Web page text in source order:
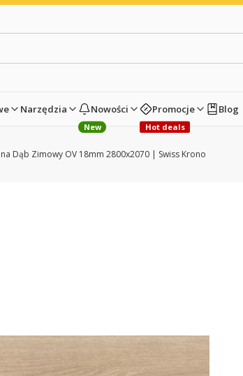
Narzędzia Nowości
New
Promocje
Hot deals
Blog
Dąb Zimowy OV 18mm 2800x2070 | Swiss Krono